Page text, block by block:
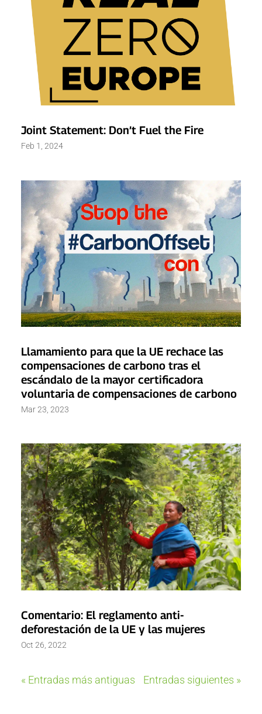
Joint Statement: Don’t Fuel the Fire
Feb 1, 2024
Llamamiento para que la UE rechace las
compensaciones de carbono tras el
escándalo de la mayor certificadora
voluntaria de compensaciones de carbono
Mar 23, 2023
Comentario: El reglamento anti-
deforestación de la UE y las mujeres
Oct 26, 2022
« Entradas más antiguas Entradas siguientes »